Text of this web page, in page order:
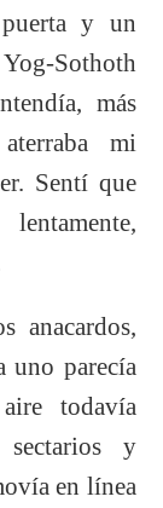
y un
Sothoth
más
mi
Sentí que
anacardos,
uno parecía
todavía
y
en línea